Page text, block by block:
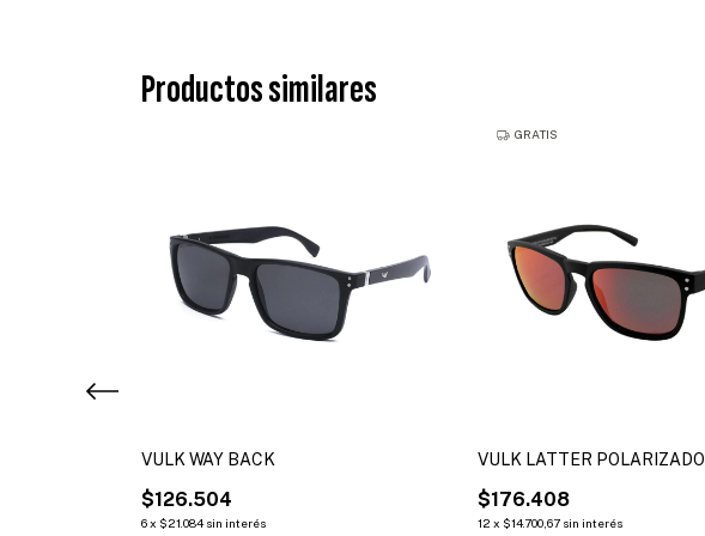
Productos similares
VULK WAY BACK
$126.504
6x $21.084 sin interés
GRATIS
VULK LATTER POLARIZADO
$176.408
12 x $14.700,67 sin interés